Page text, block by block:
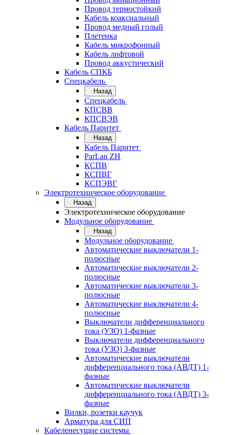
Провод термостойкий
Кабель коаксиальный
Провод медный голый
Плетенка
Кабель микрофонный
Кабель лифтовой
Провод аккустический
Кабель СПКБ
Спецкабель
Назад
Спецкабель
КПСВВ
КПСВЭВ
Кабель Паритет
Назад
Кабель Паритет
ParLan ZH
КСПВ
КСПВГ
КСПЭВГ
Электротехническое оборудование
Назад
Электротехническое оборудование
Модульное оборудование
Назад
Модульное оборудование
Автоматические выключатели 1-
полюсные
Автоматические выключатели 2-
полюсные
Автоматические выключатели 3-
полюсные
Автоматические выключатели 4-
полюсные
Выключатели дифференциального
тока (УЗО) 1-фазные
Выключатели дифференциального
тока (УЗО) 3-фазные
Автоматические выключатели
дифференциального тока (АВДТ) 1-
фазные
Автоматические выключатели
дифференциального тока (АВДТ) 3-
фазные
Вилки, розетки каучук
Арматура для СИП
Кабеленесущие системы